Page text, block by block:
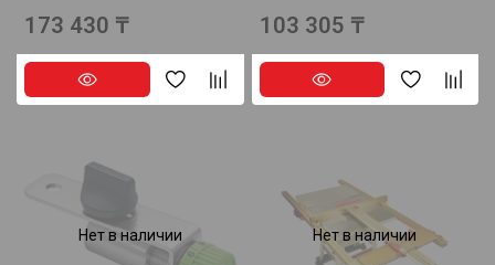
173 430 ₸ 103 305 ₸
Нет в наличии Нет в наличии